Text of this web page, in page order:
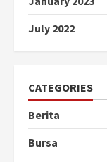
July 2022
CATEGORIES
Berita
Bursa